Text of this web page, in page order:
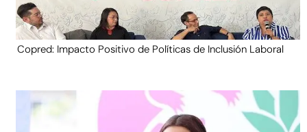
Copred: Impacto Positivo de Políticas de Inclusión Laboral